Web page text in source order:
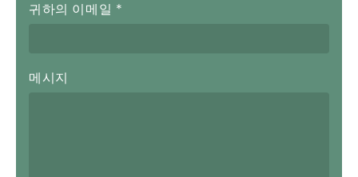
귀하의 이메일 *
메시지